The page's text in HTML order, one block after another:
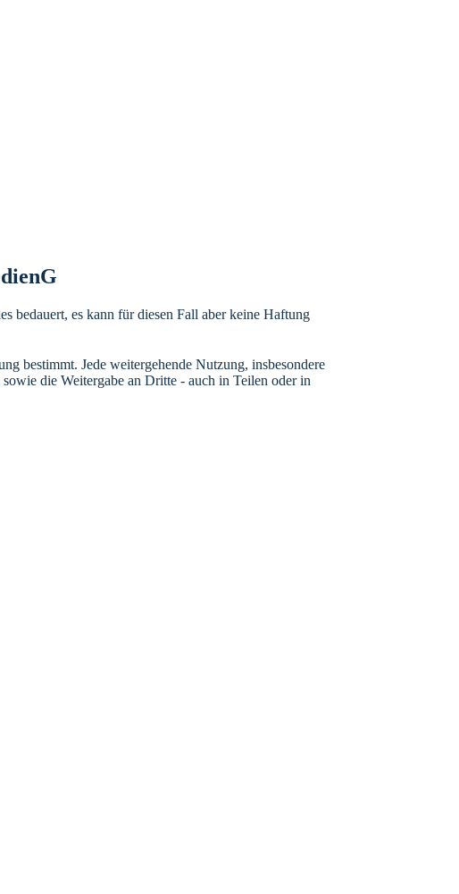
bedauert, es kann für diesen Fall aber keine Haftung
bestimmt. Jede weitergehende Nutzung, insbesondere
die Weitergabe an Dritte - auch in Teilen oder in